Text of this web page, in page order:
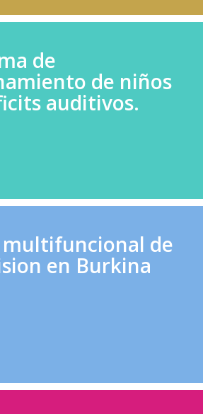
de
de niños
auditivos.
de
en Burkina